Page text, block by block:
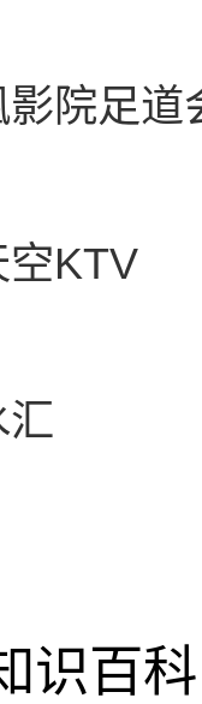
影院足道
KTV
汇
识百科